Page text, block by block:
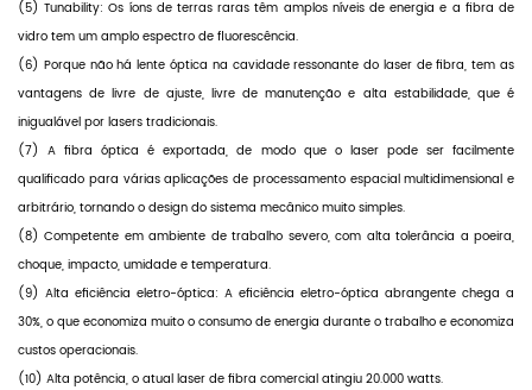
(5) Tunability: Os íons de terras raras têm amplos níveis de energia e a fibra de
vidro tem um amplo espectro de fluorescência.
(6) Porque não há lente óptica na cavidade ressonante do laser de fibra, tem as
vantagens de livre de ajuste, livre de manutenção e alta estabilidade, que é
inigualável por lasers tradicionais.
(7) A fibra óptica é exportada, de modo que o laser pode ser facilmente
qualificado para várias aplicações de processamento espacial multidimensional e
arbitrário, tornando o design do sistema mecânico muito simples.
(8) Competente em ambiente de trabalho severo, com alta tolerância a poeira,
choque, impacto, umidade e temperatura.
(9) Alta eficiência eletro-óptica: A eficiência eletro-óptica abrangente chega a
30%, o que economiza muito o consumo de energia durante o trabalho e economiza
custos operacionais.
(10) Alta potência, o atual laser de fibra comercial atingiu 20.000 watts.